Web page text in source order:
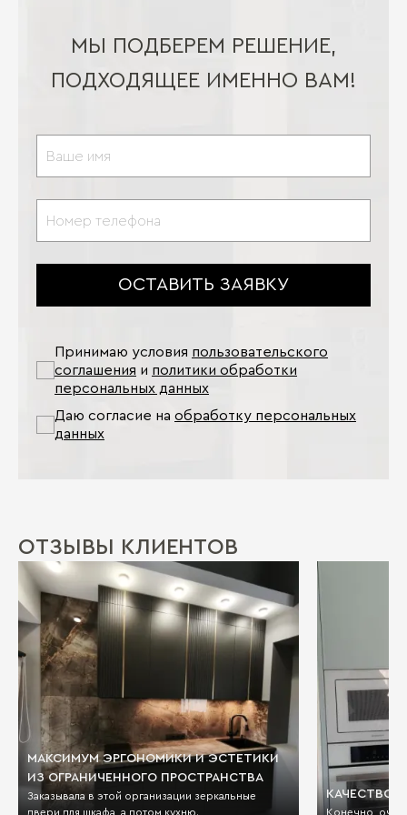
МЫ ПОДБЕРЕМ РЕШЕНИЕ,
ПОДХОДЯЩЕЕ ИМЕННО ВАМ!
ОСТАВИТЬ ЗАЯВКУ
Принимаю условия пользовательского
соглашения и политики обработки
персональных данных
Даю согласие на обработку персональных
данных
ОТЗЫВЫ КЛИЕНТОВ
МАКСИМУМ ЭРГОНОМИКИ И ЭСТЕТИКИ
ИЗ ОГРАНИЧЕННОГО ПРОСТРАНСТВА
Заказывала в этой организации зеркальные
двери для шкафа, а потом кухню.
КАЧЕСТВО
Конечно,